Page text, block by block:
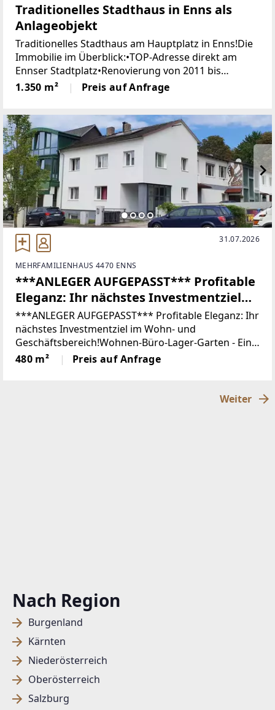
Nach Region
Burgenland
Kärnten
Niederösterreich
Oberösterreich
Salzburg
Traditionelles Stadthaus in Enns als
Anlageobjekt
Traditionelles Stadthaus am Hauptplatz in Enns!Die
Immobilie im Überblick:•TOP-Adresse direkt am
Ennser Stadtplatz•Renovierung von 2011 bis
2013•Planung von Haas Architektur•Penthouse mit
Traum-Ausblick•exklusive
1.350 m² Preis auf Anfrage
31.07.2026
MEHRFAMILIENHAUS 4470 ENNS
***ANLEGER AUFGEPASST*** Profitable
Eleganz: Ihr nächstes Investmentziel
im Wohn- und Geschäftsbereich!
***ANLEGER AUFGEPASST*** Profitable Eleganz: Ihr
nächstes Investmentziel im Wohn- und
Geschäftsbereich!Wohnen-Büro-Lager-Garten - Ein
vielseitiges Wohn- und Geschäftshaus in
Enns!Willkommen in Enns, einem Ort, der nicht nur
480 m² Preis auf Anfrage
Weiter